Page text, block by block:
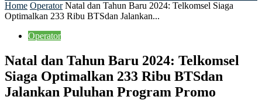
Home Operator Natal dan Tahun Baru 2024: Telkomsel Siaga
Optimalkan 233 Ribu BTSdan Jalankan...
Operator
Natal dan Tahun Baru 2024: Telkomsel
Siaga Optimalkan 233 Ribu BTSdan
Jalankan Puluhan Program Promo